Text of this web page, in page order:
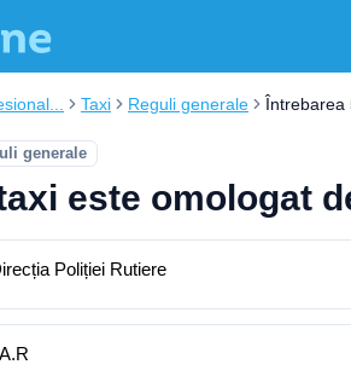
Taxi Reguli generale Întrebarea
generale
este omologat
Poliției Rutiere